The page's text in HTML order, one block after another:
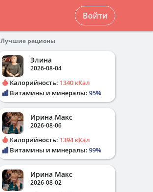
Войти
Лучшие рационы
Элина
2026-08-04
Калорийность: 1340 кКал
Витамины и минералы: 95%
Ирина Макс
2026-08-06
Калорийность: 1394 кКал
Витамины и минералы: 99%
Ирина Макс
2026-08-02